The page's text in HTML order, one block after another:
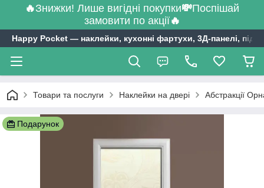
🔥Знижки! Лише вигідні покупки💸Поспішай
замовити по акції🔥
Happy Pocket ― наклейки, кухонні фартухи, 3Д-панелі,
Товари та послуги Наклейки на двері Абстракції
Подарунок